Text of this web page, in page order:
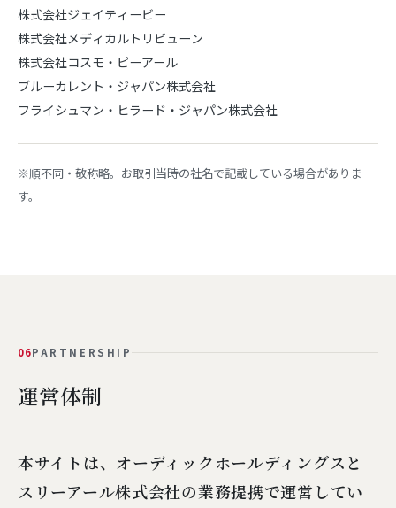
株式会社ジェイティービー
株式会社メディカルトリビューン
株式会社コスモ・ピーアール
ブルーカレント・ジャパン株式会社
フライシュマン・ヒラード・ジャパン株式会社
※順不同・敬称略。お取引当時の社名で記載している場合がありま
す。
06PARTNERSHIP
運営体制
本サイトは、オーディックホールディングスと
スリーアール株式会社の業務提携で運営してい